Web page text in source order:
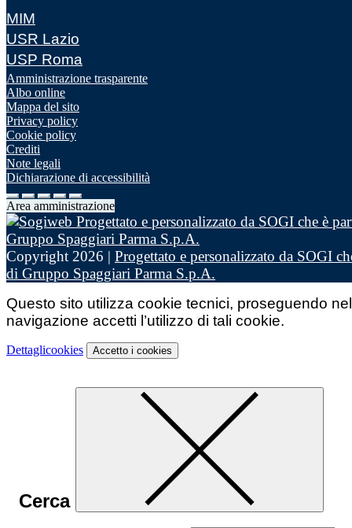
MIM
USR Lazio
USP Roma
Amministrazione trasparente
Albo online
Mappa del sito
Privacy policy
Cookie policy
Crediti
Note legali
Dichiarazione di accessibilità
Area amministrazione
Copyright 2026 | Progettato e personalizzato da SOGI
di Gruppo Spaggiari Parma S.p.A.
Questo sito utilizza cookie tecnici, proseguendo
navigazione accetti l’utilizzo di tali cookie.
Dettaglicookies Accetto i cookies
Cerca